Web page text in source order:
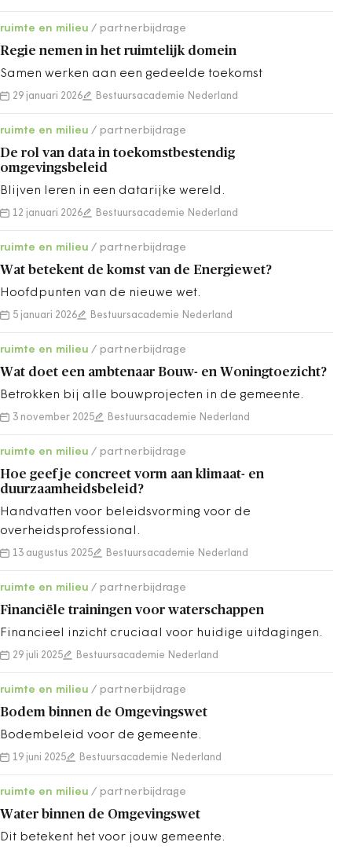
ruimte en milieu partnerbijdrage
Regie nemen in het ruimtelijk domein
Samen werken aan een gedeelde toekomst
29 januari 2026 Bestuursacademie Nederland
ruimte en milieu partnerbijdrage
De rol van data in toekomstbestendig
omgevingsbeleid
Blijven leren in een datarijke wereld.
12 januari 2026 Bestuursacademie Nederland
ruimte en milieu partnerbijdrage
Wat betekent de komst van de Energiewet?
Hoofdpunten van de nieuwe wet.
5 januari 2026 Bestuursacademie Nederland
ruimte en milieu partnerbijdrage
Wat doet een ambtenaar Bouw- en Woningtoezicht?
Betrokken bij alle bouwprojecten in de gemeente.
3 november 2025 Bestuursacademie Nederland
ruimte en milieu partnerbijdrage
Hoe geef je concreet vorm aan klimaat- en
duurzaamheidsbeleid?
Handvatten voor beleidsvorming voor de
overheidsprofessional.
13 augustus 2025 Bestuursacademie Nederland
ruimte en milieu partnerbijdrage
Financiële trainingen voor waterschappen
Financieel inzicht cruciaal voor huidige uitdagingen.
29 juli 2025 Bestuursacademie Nederland
ruimte en milieu partnerbijdrage
Bodem binnen de Omgevingswet
Bodembeleid voor de gemeente.
19 juni 2025 Bestuursacademie Nederland
ruimte en milieu partnerbijdrage
Water binnen de Omgevingswet
Dit betekent het voor jouw gemeente.